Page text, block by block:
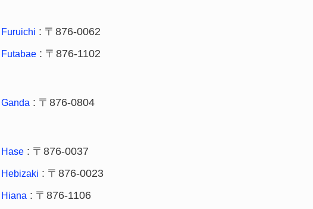
Furuichi : 〒876-0062
Futabae : 〒876-1102
Ganda : 〒876-0804
Hase : 〒876-0037
Hebizaki : 〒876-0023
Hiana : 〒876-1106